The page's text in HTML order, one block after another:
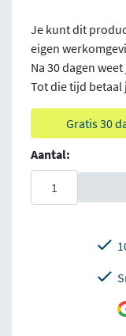
Je kunt dit
eigen
Na 30 dagen
Tot die tijd betaal
Gratis 30
Aantal: